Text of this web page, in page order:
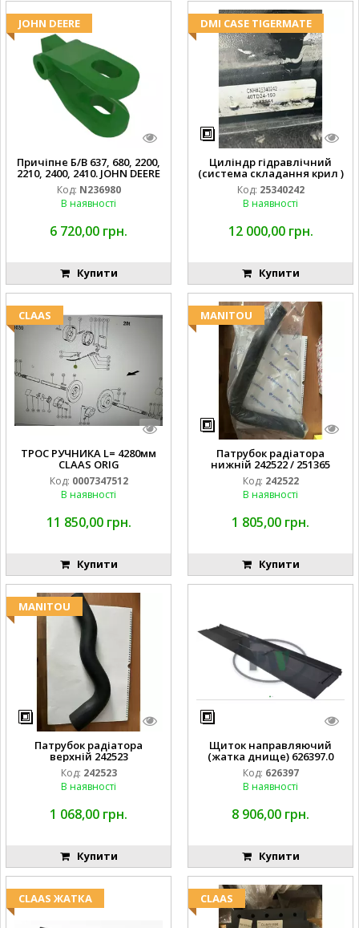
JOHN DEERE
Причіпне Б/В 637, 680, 2200,
2210, 2400, 2410. JOHN DEERE
Код: N236980
В наявності
6 720,00 грн.
Купити
DMI CASE TIGERMATE
Циліндр гідравлічний
(система складання крил )
Код: 25340242
В наявності
12 000,00 грн.
Купити
CLAAS
ТРОС РУЧНИКА L= 4280мм
CLAAS ORIG
Код: 0007347512
В наявності
11 850,00 грн.
Купити
MANITOU
Патрубок радіатора
нижній 242522 / 251365
Код: 242522
В наявності
1 805,00 грн.
Купити
MANITOU
Патрубок радіатора
верхній 242523
Код: 242523
В наявності
1 068,00 грн.
Купити
Щиток направляючий
(жатка днище) 626397.0
Код: 626397
В наявності
8 906,00 грн.
Купити
CLAAS ЖАТКА CLAAS